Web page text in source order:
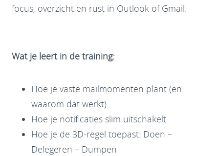
focus, overzicht en rust in Outlook of Gmail.
Wat je leert in de training:
Hoe je vaste mailmomenten plant (en
waarom dat werkt)
Hoe je notificaties slim uitschakelt
Hoe je de 3D-regel toepast: Doen –
Delegeren – Dumpen